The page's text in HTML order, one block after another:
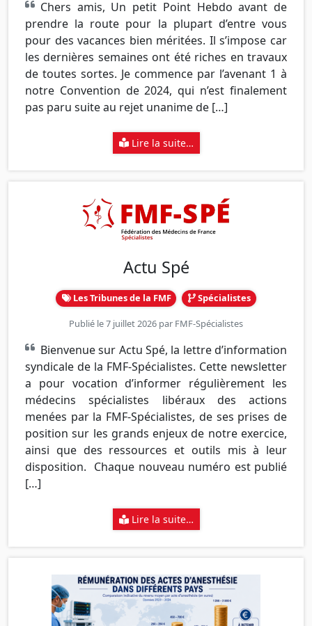
Chers amis, Un petit Point Hebdo avant de
prendre la route pour la plupart d’entre vous
pour des vacances bien méritées. Il s’impose car
les dernières semaines ont été riches en travaux
de toutes sortes. Je commence par l’avenant 1 à
notre Convention de 2024, qui n’est finalement
pas paru suite au rejet unanime de […]
Lire la suite…
Actu Spé
Les Tribunes de la FMF Spécialistes
Publié le 7 juillet 2026 par FMF-Spécialistes
Bienvenue sur Actu Spé, la lettre d’information
syndicale de la FMF-Spécialistes. Cette newsletter
a pour vocation d’informer régulièrement les
médecins spécialistes libéraux des actions
menées par la FMF-Spécialistes, de ses prises de
position sur les grands enjeux de notre exercice,
ainsi que des ressources et outils mis à leur
disposition. Chaque nouveau numéro est publié
[…]
Lire la suite…